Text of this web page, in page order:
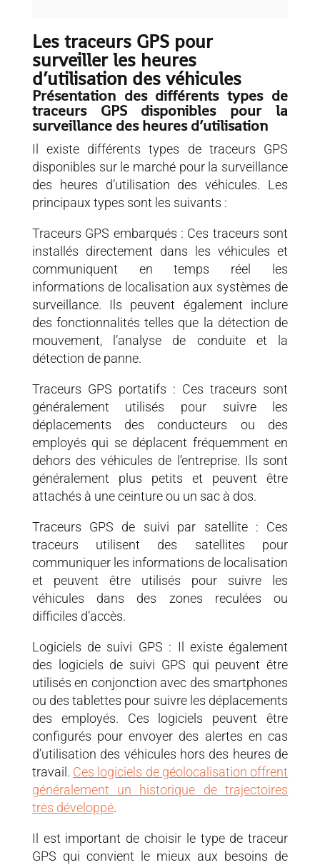
Les traceurs GPS pour
surveiller les heures
d’utilisation des véhicules
Présentation des différents types de
traceurs GPS disponibles pour la
surveillance des heures d’utilisation
Il existe différents types de traceurs GPS
disponibles sur le marché pour la surveillance
des heures d’utilisation des véhicules. Les
principaux types sont les suivants :
Traceurs GPS embarqués : Ces traceurs sont
installés directement dans les véhicules et
communiquent en temps réel les
informations de localisation aux systèmes de
surveillance. Ils peuvent également inclure
des fonctionnalités telles que la détection de
mouvement, l’analyse de conduite et la
détection de panne.
Traceurs GPS portatifs : Ces traceurs sont
généralement utilisés pour suivre les
déplacements des conducteurs ou des
employés qui se déplacent fréquemment en
dehors des véhicules de l’entreprise. Ils sont
généralement plus petits et peuvent être
attachés à une ceinture ou un sac à dos.
Traceurs GPS de suivi par satellite : Ces
traceurs utilisent des satellites pour
communiquer les informations de localisation
et peuvent être utilisés pour suivre les
véhicules dans des zones reculées ou
difficiles d’accès.
Logiciels de suivi GPS : Il existe également
des logiciels de suivi GPS qui peuvent être
utilisés en conjonction avec des smartphones
ou des tablettes pour suivre les déplacements
des employés. Ces logiciels peuvent être
configurés pour envoyer des alertes en cas
d’utilisation des véhicules hors des heures de
travail. Ces logiciels de géolocalisation offrent
généralement un historique de trajectoires
très développé.
Il est important de choisir le type de traceur
GPS qui convient le mieux aux besoins de